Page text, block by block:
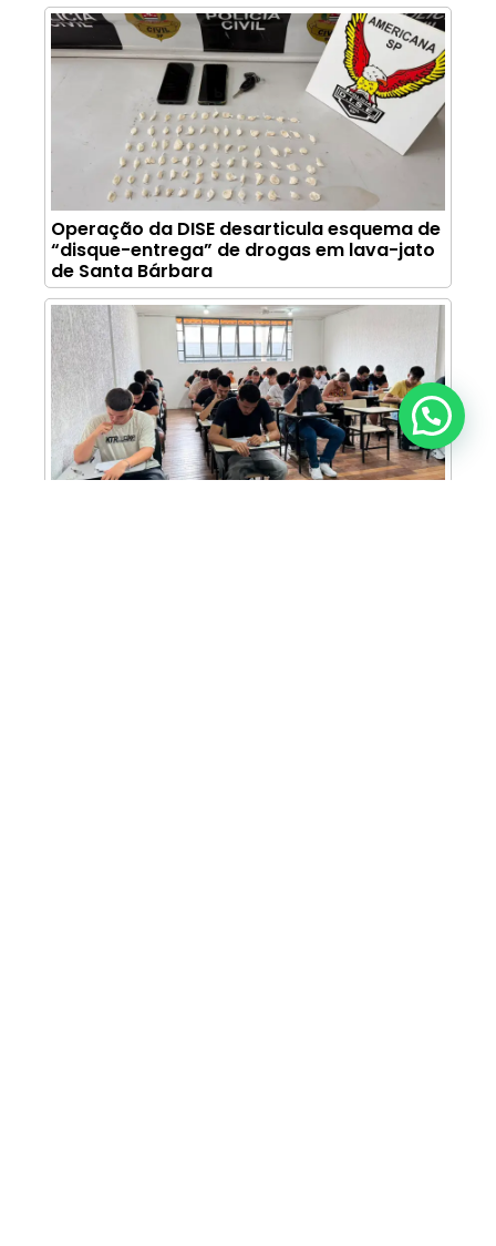
Operação da DISE desarticula esquema de
“disque-entrega” de drogas em lava-jato
de Santa Bárbara
Anunciar ou recomendar matéria